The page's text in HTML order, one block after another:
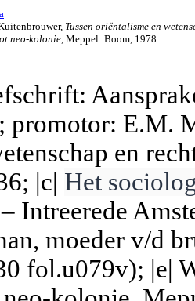
Tussen oriëntalisme en
neo-kolonie, Meppel: Boom, 1978
promotor: E.M.
en
|c| Het
Intreerede
moeder v/d
fol.u079v); |e|